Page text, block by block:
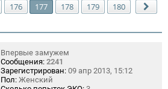
176 177 178 179 180
Впервые замужем
Сообщения: 2241
Зарегистрирован: 09 апр 2013, 15:12
Пол: Женский